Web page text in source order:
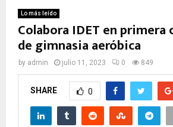
Lo más leído
Colabora IDET en primera
de gimnasia aeróbica
by admin julio 11, 2023 0 849
SHARE 0